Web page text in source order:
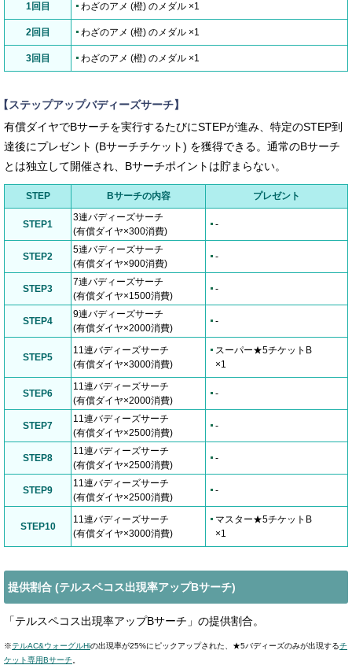
1回目 わざのアメ (橙) のメダル ×1
2回目 わざのアメ (橙) のメダル ×1
3回目 わざのアメ (橙) のメダル ×1
ステップアップバディーズサーチ】
有償ダイヤでBサーチを実行するたびにSTEPが進み、特定のSTEP到
達後にプレゼント (Bサーチチケット) を獲得できる。通常のBサーチ
とは独立して開催され、Bサーチポイントは貯まらない。
STEP Bサーチの内容 プレゼント
STEP1
3連バディーズサーチ
(有償ダイヤ×300消費)
-
STEP2
5連バディーズサーチ
(有償ダイヤ×900消費)
-
STEP3
7連バディーズサーチ
(有償ダイヤ×1500消費)
-
STEP4
9連バディーズサーチ
(有償ダイヤ×2000消費)
-
STEP5
11連バディーズサーチ
(有償ダイヤ×3000消費)
スーパー★5チケットB
×1
STEP6
11連バディーズサーチ
(有償ダイヤ×2000消費)
-
STEP7
11連バディーズサーチ
(有償ダイヤ×2500消費)
-
STEP8
11連バディーズサーチ
(有償ダイヤ×2500消費)
-
STEP9
11連バディーズサーチ
(有償ダイヤ×2500消費)
-
STEP10
11連バディーズサーチ
(有償ダイヤ×3000消費)
マスター★5チケットB
×1
提供割合 (テルスペコス出現率アップBサーチ)
「テルスペコス出現率アップBサーチ」の提供割合。
※テルAC&ウォーグルHiの出現率が25%にピックアップされた、★5バディーズのみが出現するチ
ケット専用Bサーチ